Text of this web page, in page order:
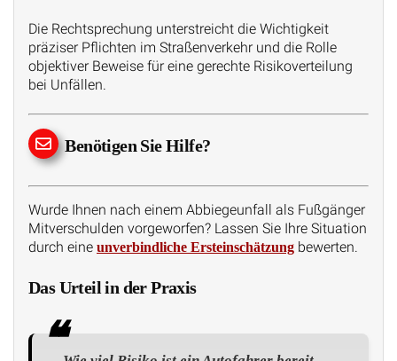
Die Rechtsprechung unterstreicht die Wichtigkeit
präziser Pflichten im Straßenverkehr und die Rolle
objektiver Beweise für eine gerechte Risikoverteilung
bei Unfällen.
Benötigen Sie Hilfe?
Wurde Ihnen nach einem Abbiegeunfall als Fußgänger
Mitverschulden vorgeworfen? Lassen Sie Ihre Situation
durch eine unverbindliche Ersteinschätzung bewerten.
Das Urteil in der Praxis